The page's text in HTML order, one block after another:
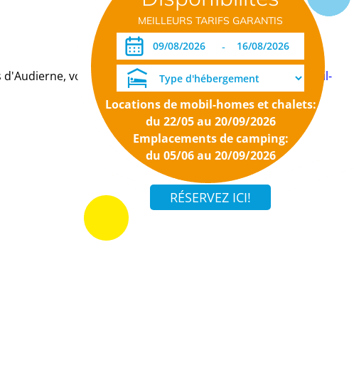
MEILLEURS TARIFS GARANTIS
-
Locations de mobil-homes et chalets:
du 22/05 au 20/09/2026
Emplacements de camping:
du 05/06 au 20/09/2026
d'Audierne, vous propose des formules delocation de mobil-